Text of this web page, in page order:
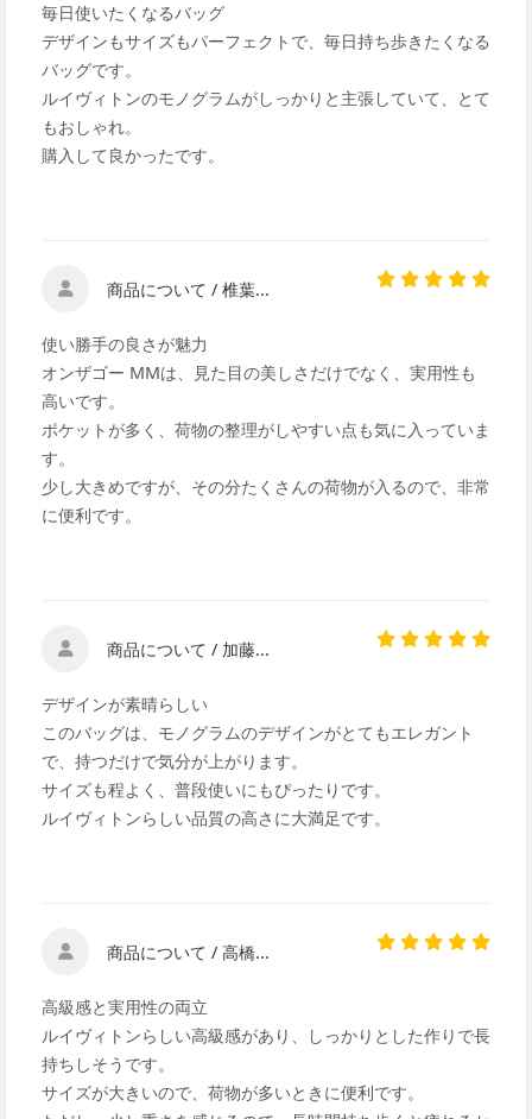
毎日使いたくなるバッグ
デザインもサイズもパーフェクトで、毎日持ち歩きたくなる
バッグです。
ルイヴィトンのモノグラムがしっかりと主張していて、とて
もおしゃれ。
購入して良かったです。
商品について / 椎葉...
使い勝手の良さが魅力
オンザゴー MMは、見た目の美しさだけでなく、実用性も
高いです。
ポケットが多く、荷物の整理がしやすい点も気に入っていま
す。
少し大きめですが、その分たくさんの荷物が入るので、非常
に便利です。
商品について / 加藤...
デザインが素晴らしい
このバッグは、モノグラムのデザインがとてもエレガント
で、持つだけで気分が上がります。
サイズも程よく、普段使いにもぴったりです。
ルイヴィトンらしい品質の高さに大満足です。
商品について / 高橋...
高級感と実用性の両立
ルイヴィトンらしい高級感があり、しっかりとした作りで長
持ちしそうです。
サイズが大きいので、荷物が多いときに便利です。